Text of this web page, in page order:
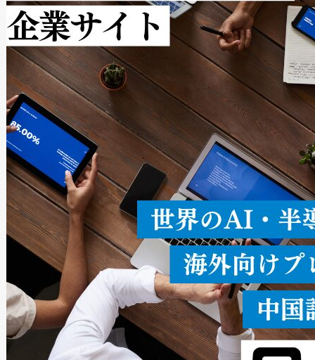
作業と点群処理を簡素化でき
Avia 2は、2種類のFOVオプシ
× 80°のノーマルモード、長
ードを切り替えて使用するこ
ることなく、単一のデバイス
うにします。遠距離まで届く
密度なスキャ […]